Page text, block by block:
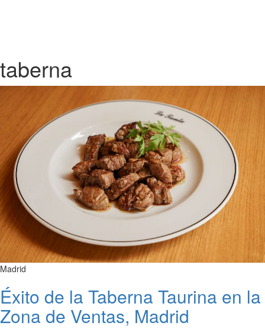
taberna
Madrid
Éxito de la Taberna Taurina en la
Zona de Ventas, Madrid